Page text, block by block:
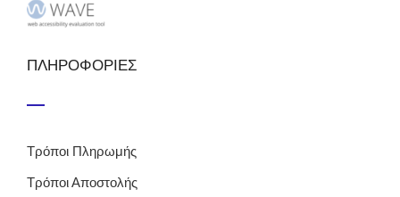
ΠΛΗΡΟΦΟΡΙΕΣ
Τρόποι Πληρωμής
Τρόποι Αποστολής